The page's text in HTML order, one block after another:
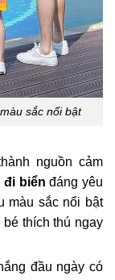
sắc nổi bật
nguồn cảm
đi biểnđáng yêu
màu sắc nổi bật
thích thú ngay
đầu ngày có